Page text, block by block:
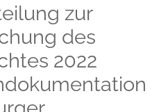
zur
des
2022